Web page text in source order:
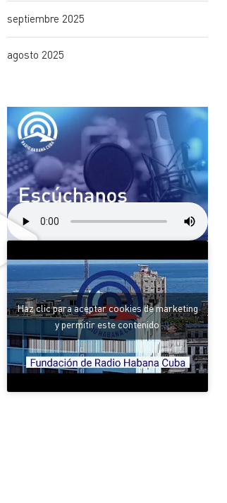
septiembre 2025
agosto 2025
Haz clic para aceptar cookies de marketing
y permitir este contenido